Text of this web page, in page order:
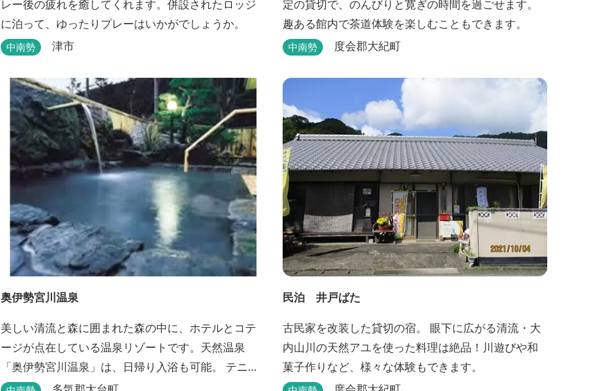
レー後の疲れを癒してくれます。併設されたロッジ
に泊って、ゆったりプレーはいかがでしょうか。
中南勢 津市
定の貸切で、のんびりと寛ぎの時間を過ごせます。
趣ある館内で茶道体験を楽しむこともできます。
中南勢 度会郡大紀町
奥伊勢宮川温泉
美しい清流と森に囲まれた森の中に、ホテルとコテ
ージが点在している温泉リゾートです。天然温泉
「奥伊勢宮川温泉」は、日帰り入浴も可能。 テニス
やフィールドアスレチック・川遊び・ウォーキン
民泊 井戸ばた
古民家を改装した貸切の宿。 眼下に広がる清流・大
内山川の天然アユを使った料理は絶品！川遊びや和
菓子作りなど、様々な体験もできます。